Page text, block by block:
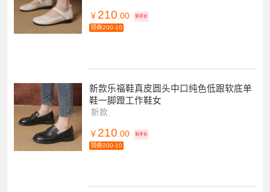
￥ 210.00 到手价
领券200-10
新款乐福鞋真皮圆头中口纯色低跟软底单
鞋一脚蹬工作鞋女
新款
￥ 210.00 到手价
领券200-10